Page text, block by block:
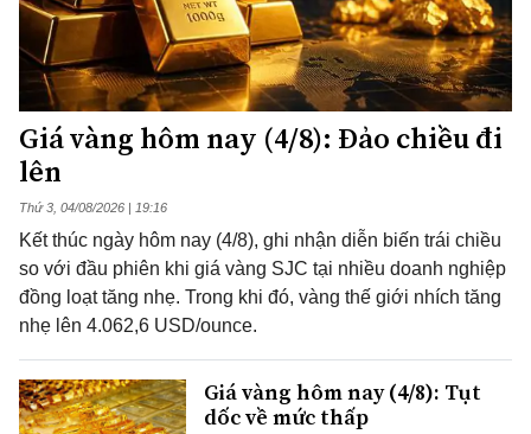
Giá vàng hôm nay (4/8): Đảo chiều đi
lên
Thứ 3, 04/08/2026 | 19:16
Kết thúc ngày hôm nay (4/8), ghi nhận diễn biến trái chiều
so với đầu phiên khi giá vàng SJC tại nhiều doanh nghiệp
đồng loạt tăng nhẹ. Trong khi đó, vàng thế giới nhích tăng
nhẹ lên 4.062,6 USD/ounce.
Giá vàng hôm nay (4/8): Tụt
dốc về mức thấp